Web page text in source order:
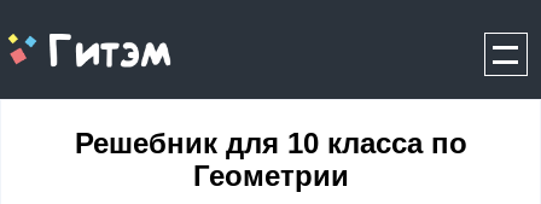
gitem.me
Решебник для 10 класса по
Геометрии